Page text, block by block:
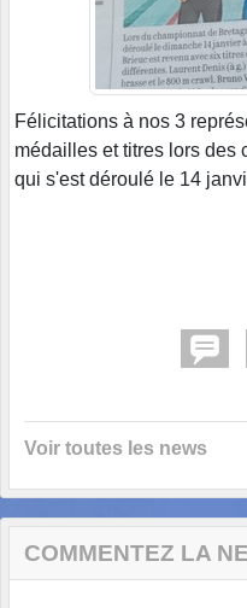
Félicitations à nos 3
médailles et titres lors des
qui s'est déroulé le 14
Voir toutes les news
COMMENTEZ LA